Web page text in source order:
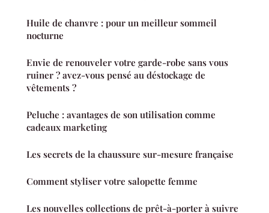
Huile de chanvre : pour un meilleur sommeil
nocturne
Envie de renouveler votre garde-robe sans vous
ruiner ? avez-vous pensé au déstockage de
vêtements ?
Peluche : avantages de son utilisation comme
cadeaux marketing
Les secrets de la chaussure sur-mesure française
Comment styliser votre salopette femme
Les nouvelles collections de prêt-à-porter à suivre